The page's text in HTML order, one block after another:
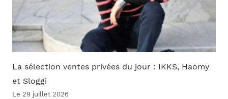
La sélection ventes privées du jour : IKKS, Haomy
et Sloggi
Le 29 juillet 2026